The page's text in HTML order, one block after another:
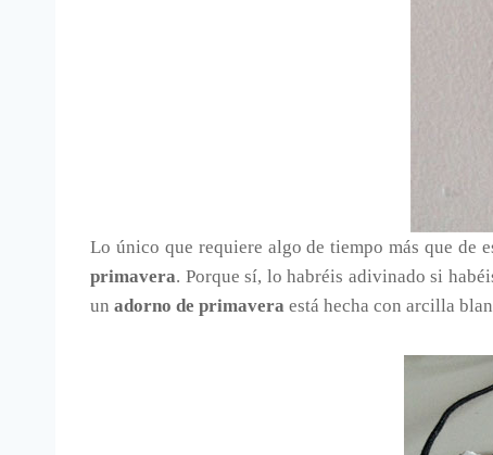
Lo único que requiere algo de tiempo más que de
primavera. Porque sí, lo habréis adivinado si
un adorno de primavera está hecha con arcilla